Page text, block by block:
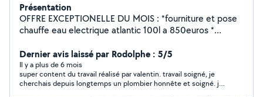
Présentation
OFFRE EXCEPTIONELLE DU MOIS : *fourniture et pose
chauffe eau electrique atlantic 100l a 850euros *
960euros * fourniture et pose chauffe eau electrique
atlantic 200l mural a 1050 euros Plombier chauffagiste,
activant dans le domaine de la CVC(chauffage
,ventilation,climatisation) depuis 2011 comme employe
Dernier avis laissé par Rodolphe : 5/5
Il y a plus de 6 mois
super content du travail réalisé par valentin. travail soigné, je
cherchais depuis longtemps un plombier honnête et soigné. je